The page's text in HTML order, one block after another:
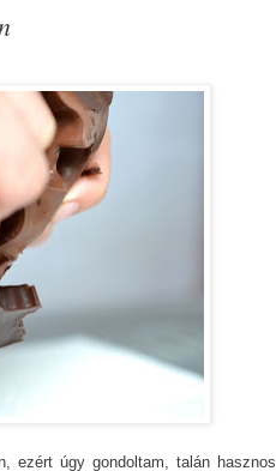
ezért úgy gondoltam, talán hasznos